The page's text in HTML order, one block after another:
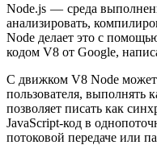
Node.js — среда
анализировать,
Node делает это с
кодом V8 от Google,
С движком V8 Node
пользователя, выполнять
позволяет писать как
JavaScript-код в
потоковой передаче или